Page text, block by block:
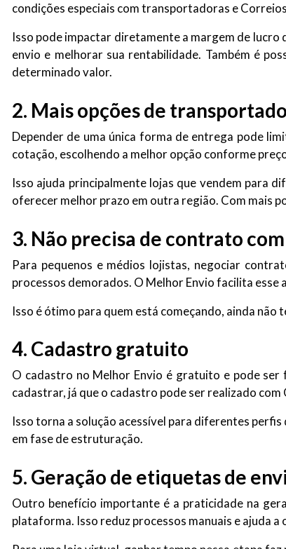
condições especiais com transportadoras e
Isso pode impactar diretamente a margem de
envio e melhorar sua rentabilidade. Também é
determinado valor.
2. Mais opções de
Depender de uma única forma de entrega pode
cotação, escolhendo a melhor opção conforme
Isso ajuda principalmente lojas que vendem para
oferecer melhor prazo em outra região. Com mais
3. Não precisa de contrato
Para pequenos e médios lojistas, negociar
processos demorados. O Melhor Envio facilita
Isso é ótimo para quem está começando, ainda
4. Cadastro gratuito
O cadastro no Melhor Envio é gratuito e pode
cadastrar, já que o cadastro pode ser realizado
Isso torna a solução acessível para diferentes
em fase de estruturação.
5. Geração de etiquetas de
Outro benefício importante é a praticidade na
plataforma. Isso reduz processos manuais e ajuda